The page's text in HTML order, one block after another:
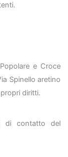
e Croce
Spinello aretino
diritti.
di contatto del